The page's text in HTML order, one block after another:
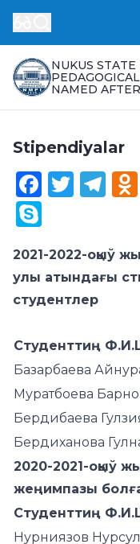
NUKUS STATE
NAMED
Stipendiyalar
2021-2022-оқыў
улы атындағы
студентлер
Студенттиң
Базарбаева
Муратбоева
Бердибаева
Бердиханова
2020-2021-оқыў
жеңимпазы
Студенттиң
Нурниязов